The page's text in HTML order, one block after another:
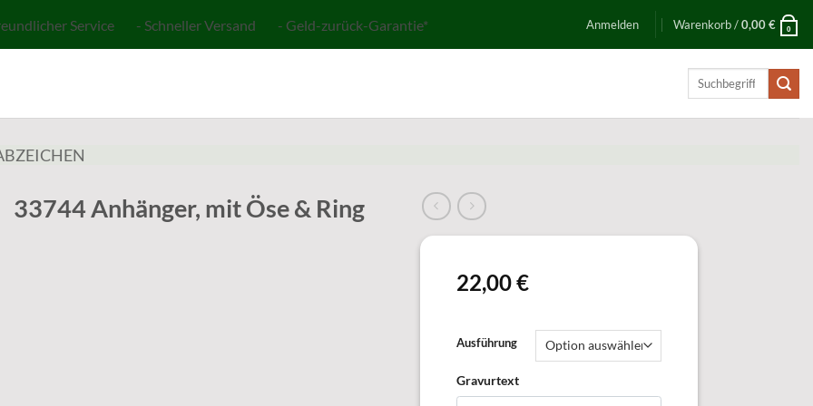
Service - Schneller Versand - Geld-zurück-Garantie* Anmelden Warenkorb /0,00€ 0
Suchen
33744 Anhänger, mit Öse & Ring
22,00€
Ausführung
Gravurtext